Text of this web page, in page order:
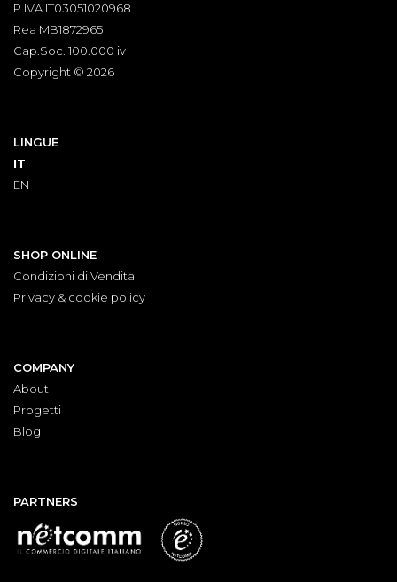
P.IVA IT03051020968
Rea MB1872965
Cap.Soc. 100.000 iv
Copyright © 2026
LINGUE
IT
EN
PARTNERS
SHOP ONLINE
Condizioni di Vendita
Privacy & cookie policy
COMPANY
About
Progetti
Blog